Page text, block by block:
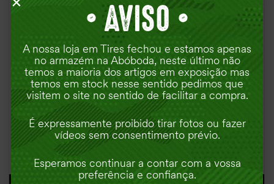
CORDA
6,50 €
• AVISO •
A nossa loja em Tires fechou e estamos apenas
no armazém na Abóboda, neste último não
temos a maioria dos artigos em exposição mas
temos em stock nesse sentido pedimos que
visitem o site no sentido de facilitar a compra.
É expressamente proibido tirar fotos ou fazer
vídeos sem consentimento prévio.
Esperamos continuar a contar com a vossa
preferência e confiança.